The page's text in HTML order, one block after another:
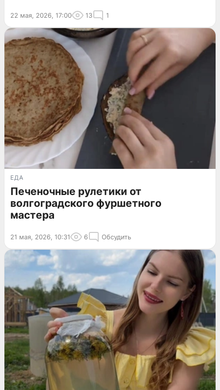
22 мая, 2026, 17:00 13 1
ЕДА
Печеночные рулетики от
волгоградского фуршетного
мастера
21 мая, 2026, 10:31 6 Обсудить